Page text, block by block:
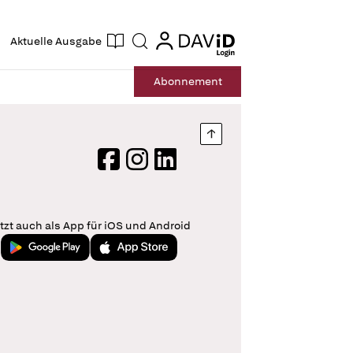
Aktuelle Ausgabe Suche login
login
Abonnement
Nach oben springen
FacebookInstagram
LinkedIn
auch als App für iOS und Android
Jetzt bei Google PlayLaden im App Store